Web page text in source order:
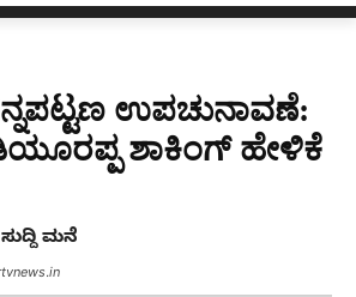
ಉಪಚುನಾವಣೆ:
ಶಾಕಿಂಗ್ ಹೇಳಿಕೆ
ಮನೆ